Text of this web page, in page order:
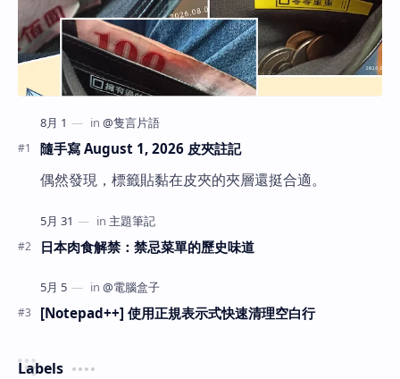
隨手寫 August 1, 2026 皮夾註記
偶然發現，標籤貼黏在皮夾的夾層還挺合適。
日本肉食解禁：禁忌菜單的歷史味道
[Notepad++] 使用正規表示式快速清理空白行
Labels